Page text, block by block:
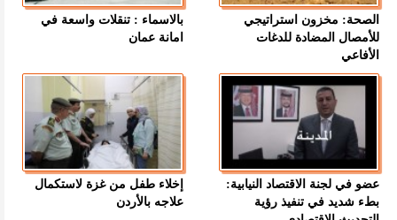
الصحة: مخزون استراتيجي
للأمصال المضادة للدغات
الأفاعي
بالاسماء : تنقلات واسعة في
امانة عمان
عضو في لجنة الاقتصاد النيابية:
بطء شديد في تنفيذ رؤية
إخلاء طفل من غزة لاستكمال
علاجه بالأردن